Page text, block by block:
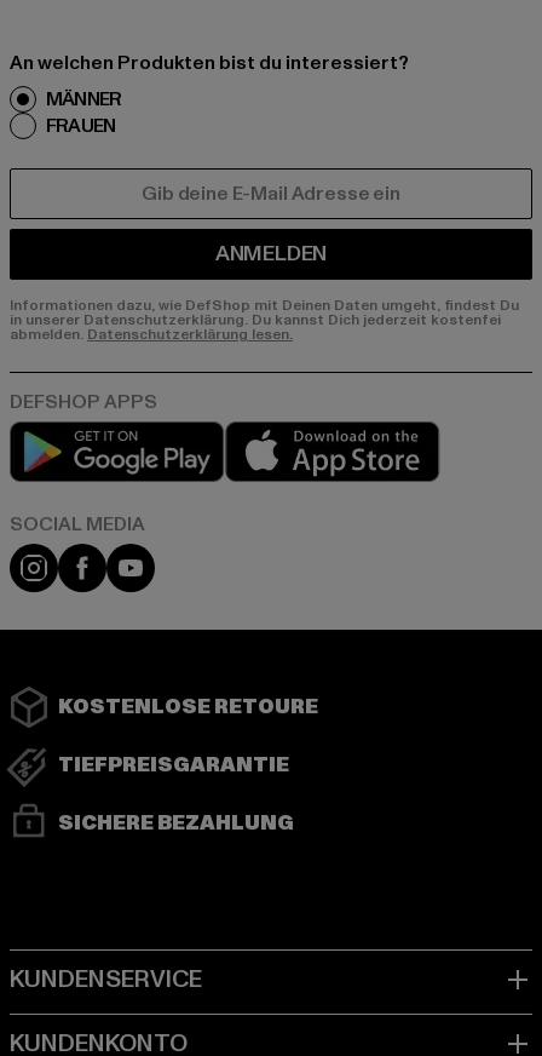
An welchen Produkten bist du interessiert?
MÄNNER
FRAUEN
ANMELDEN
Informationen dazu, wie DefShop mit Deinen Daten umgeht, findest Du
in unserer Datenschutzerklärung. Du kannst Dich jederzeit kostenfei
abmelden. Datenschutzerklärung lesen.
Play market
Instagram
FacebookYouTube
KOSTENLOSE RETOURE
TIEFPREISGARANTIE
SICHERE BEZAHLUNG